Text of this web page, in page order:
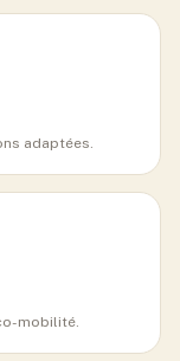
adaptées.
mobilité.